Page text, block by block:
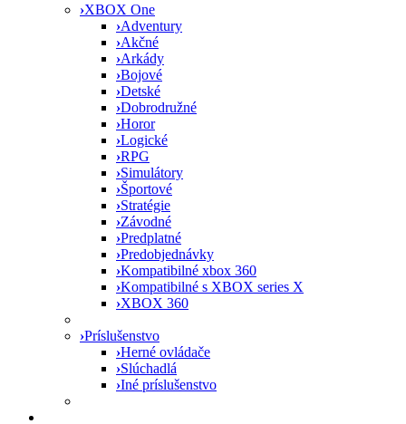
›XBOX One
›Adventury
›Akčné
›Arkády
›Bojové
›Detské
›Dobrodružné
›Horor
›Logické
›RPG
›Simulátory
›Športové
›Stratégie
›Závodné
›Predplatné
›Predobjednávky
›Kompatibilné xbox 360
›Kompatibilné s XBOX series X
›XBOX 360
›Príslušenstvo
›Herné ovládače
›Slúchadlá
›Iné príslušenstvo